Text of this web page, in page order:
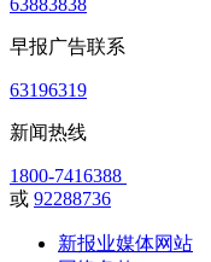
63883838
早报广告联系
63196319
新闻热线
1800-7416388
或 92288736
新报业媒体网站